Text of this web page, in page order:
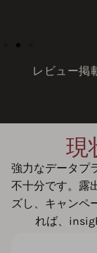
レビュー掲
現
強力なデータプ
不十分です。露
ズし、キャンペ
れば、